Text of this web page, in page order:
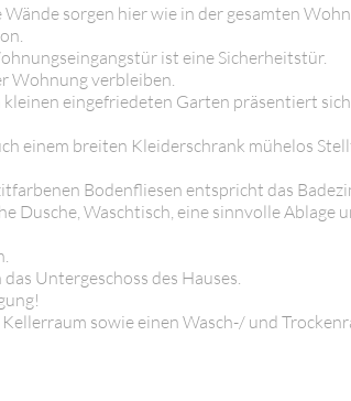
sorgen hier wie in der gesamten
ist eine Sicherheitstür.
Wohnung verbleiben.
eingefriedeten Garten präsentiert
einem breiten Kleiderschrank mühelos
Bodenfliesen entspricht das
Dusche, Waschtisch, eine sinnvolle Ablage
Untergeschoss des Hauses.
sowie einen Wasch-/ und